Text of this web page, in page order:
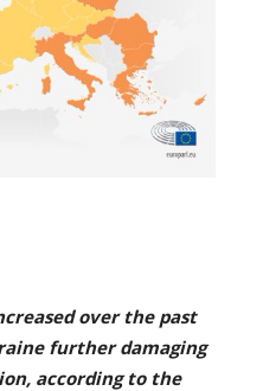
over the past
further damaging
according to the